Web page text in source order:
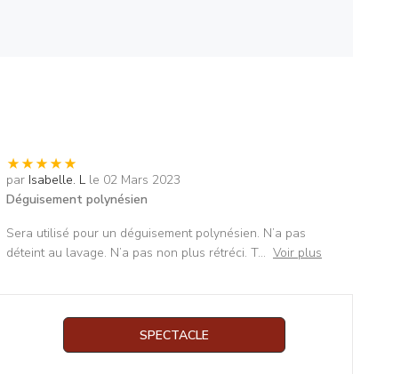
par Isabelle. L le 02 Mars 2023
Déguisement polynésien
Sera utilisé pour un déguisement polynésien. N’a pas
déteint au lavage. N’a pas non plus rétréci. T... Voir plus
SPECTACLE